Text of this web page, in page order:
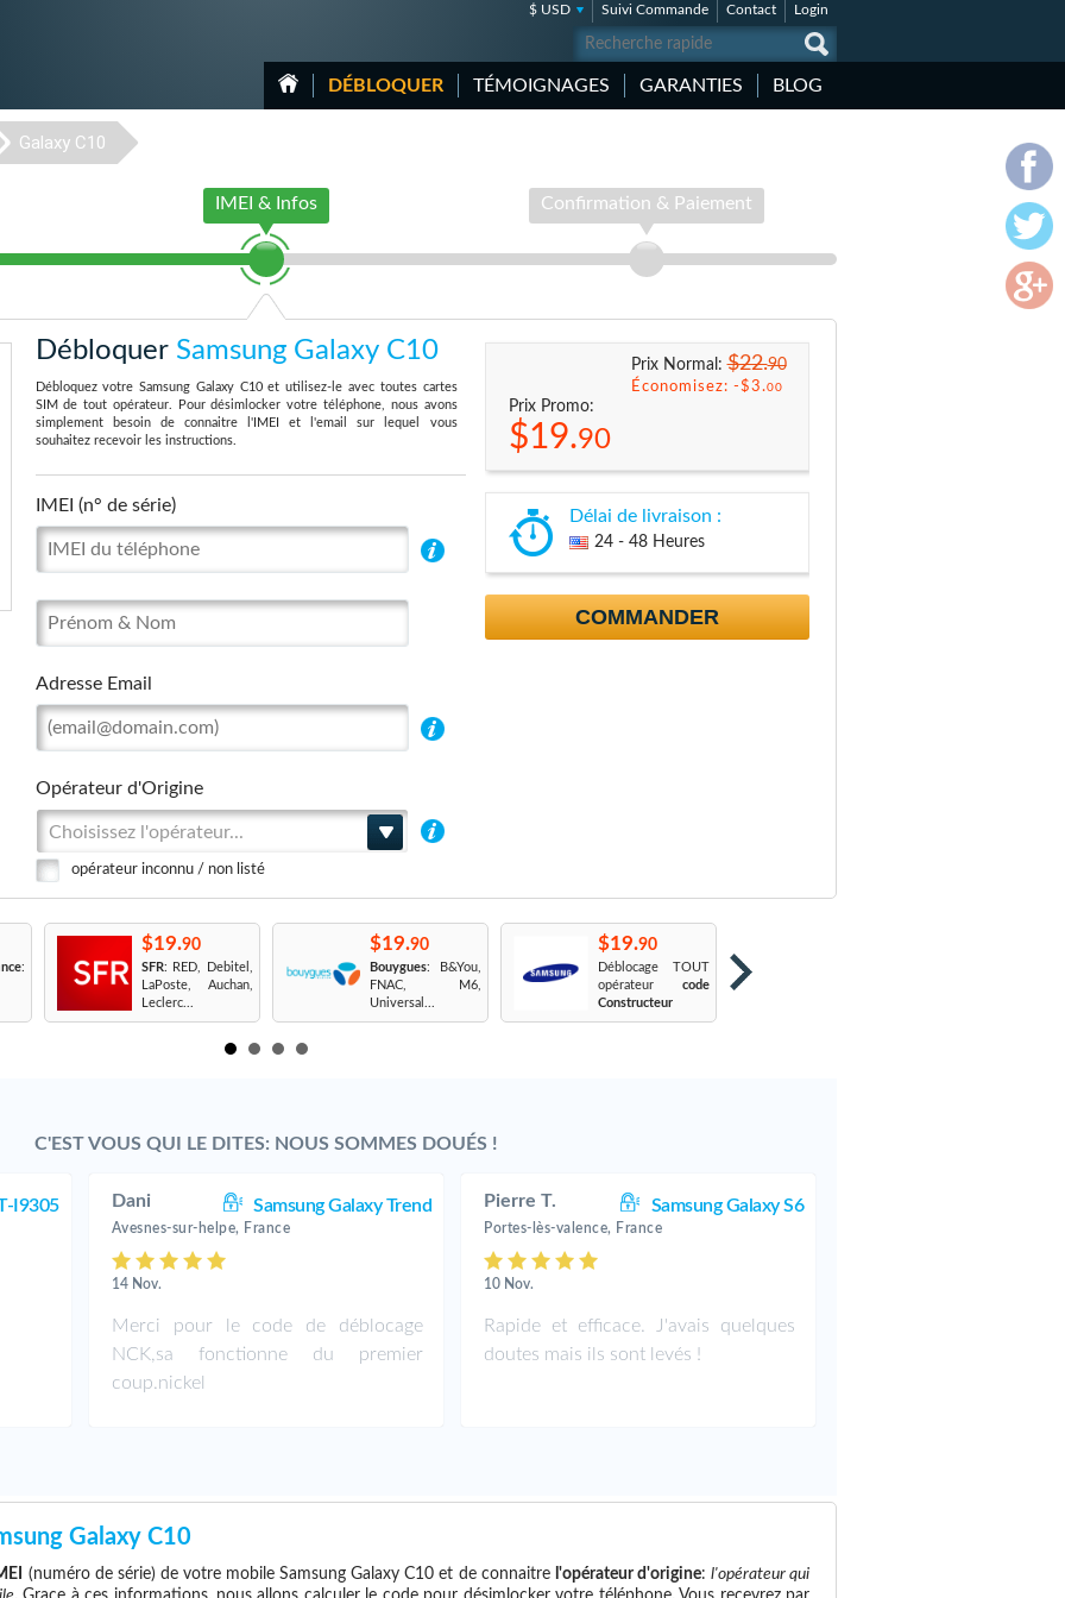
$ USD Suivi Commande Contact Login
DÉBLOQUER TÉMOIGNAGES GARANTIES BLOG
Galaxy C10
IMEI & Infos Confirmation & Paiement
Débloquer Samsung Galaxy C10
Débloquez votre Samsung Galaxy C10 et utilisez-le avec toutes cartes
SIM de tout opérateur. Pour désimlocker votre téléphone, nous avons
simplement besoin de connaitre l'IMEI et l'email sur lequel vous
souhaitez recevoir les instructions.
IMEI (n° de série)
Adresse Email
Opérateur d'Origine
Choisissez l'opérateur...
opérateur inconnu / non listé
Prix Normal:$22.90
Économisez: -$3.00
Prix Promo:
$19.90
Délai de livraison :
24 - 48 Heures
COMMANDER
:
$19.90
SFR: RED, Debitel,
LaPoste, Auchan,
Leclerc...
$19.90
Bouygues: B&You,
FNAC, M6,
Universal...
$19.90
Déblocage TOUT
opérateur code
Constructeur
C'EST VOUS QUI LE DITES: NOUS SOMMES DOUÉS !
I9305 Dani Samsung Galaxy Trend
Avesnes-sur-helpe, France
14 Nov.
Merci pour le code de déblocage
NCK,sa fonctionne du premier
coup.nickel
Pierre T. Samsung Galaxy S6
Portes-lès-valence, France
10 Nov.
Rapide et efficace. J'avais quelques
doutes mais ils sont levés !
Galaxy C10
(numéro de série) de votre mobile Samsung Galaxy C10 et de connaitre l'opérateur d'origine: l'opérateur qui